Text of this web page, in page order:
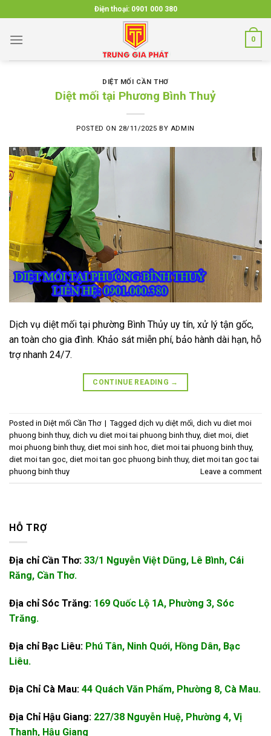
to
content
Điện thoại: 0901 000 380
0
DIỆT MỐI CẦN THƠ
Diệt mối tại Phương Bình Thuỷ
POSTED ON 28/11/2025 BY ADMIN
Dịch vụ diệt mối tại phường Bình Thủy uy tín, xử lý tận gốc,
an toàn cho gia đình. Khảo sát miễn phí, bảo hành dài hạn, hỗ
trợ nhanh 24/7.
CONTINUE READING →
Posted in Diệt mối Cần Thơ | Tagged dịch vụ diệt mối, dich vu diet moi
phuong binh thuy, dich vu diet moi tai phuong binh thuy, diet moi, diet
moi phuong binh thuy, diet moi sinh hoc, diet moi tai phuong binh thuy,
diet moi tan goc, diet moi tan goc phuong binh thuy, diet moi tan goc tai
phuong binh thuy
Leave a comment
HỖ TRỢ
Địa chỉ Cần Thơ: 33/1 Nguyễn Việt Dũng, Lê Bình, Cái
Răng, Cần Thơ.
Địa chỉ Sóc Trăng: 169 Quốc Lộ 1A, Phường 3, Sóc
Trăng.
Địa chỉ Bạc Liêu: Phú Tân, Ninh Quới, Hồng Dân, Bạc
Liêu.
Địa Chỉ Cà Mau: 44 Quách Văn Phẩm, Phường 8, Cà Mau.
Địa Chỉ Hậu Giang: 227/38 Nguyễn Huệ, Phường 4, Vị
Thanh, Hậu Giang